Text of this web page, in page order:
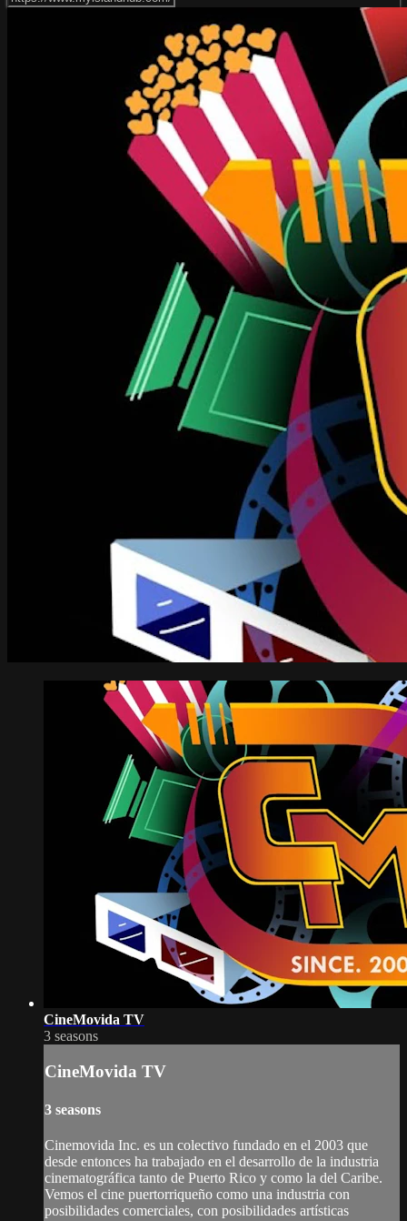
CineMovida TV
3 seasons
CineMovida TV
3 seasons
Cinemovida Inc. es un colectivo fundado en el 2003 que
desde entonces ha trabajado en el desarrollo de la industria
cinematográfica tanto de Puerto Rico y como la del Caribe.
Vemos el cine puertorriqueño como una industria con
posibilidades comerciales, con posibilidades artísticas